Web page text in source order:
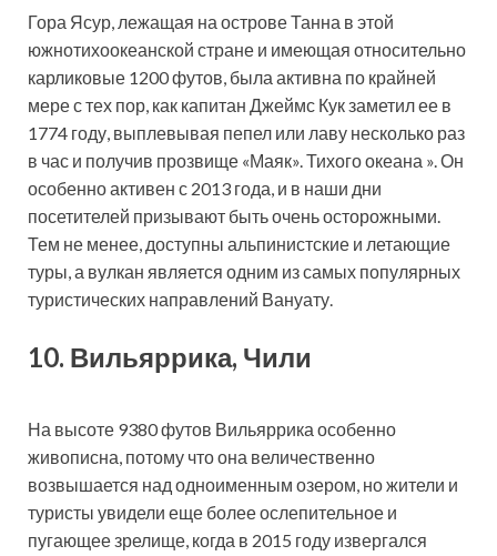
Гора Ясур, лежащая на острове Танна в этой
южнотихоокеанской стране и имеющая относительно
карликовые 1200 футов, была активна по крайней
мере с тех пор, как капитан Джеймс Кук заметил ее в
1774 году, выплевывая пепел или лаву несколько раз
в час и получив прозвище «Маяк». Тихого океана ». Он
особенно активен с 2013 года, и в наши дни
посетителей призывают быть очень осторожными.
Тем не менее, доступны альпинистские и летающие
туры, а вулкан является одним из самых популярных
туристических направлений Вануату.
10. Вильяррика, Чили
На высоте 9380 футов Вильяррика особенно
живописна, потому что она величественно
возвышается над одноименным озером, но жители и
туристы увидели еще более ослепительное и
пугающее зрелище, когда в 2015 году извергался